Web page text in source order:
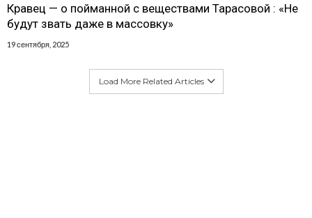
Кравец — о пойманной с веществами Тарасовой : «Не
будут звать даже в массовку»
19 сентября, 2025
Load More Related Articles